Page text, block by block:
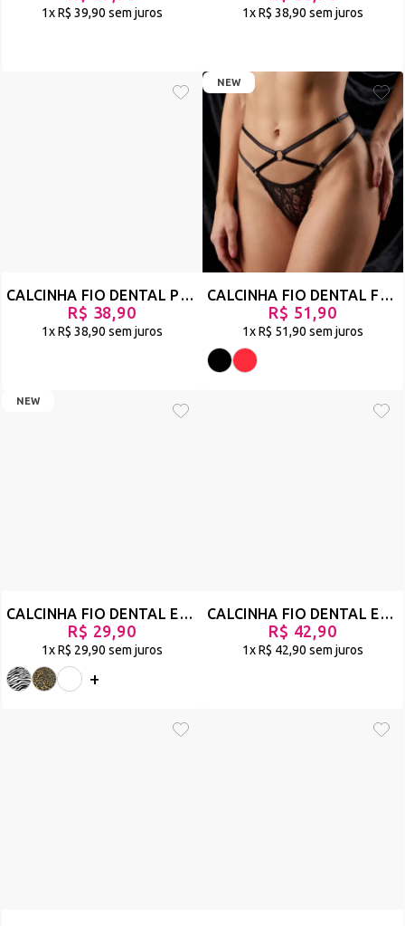
1xR$ 39,90 sem juros 1xR$ 38,90 sem juros
CALCINHA FIO DENTAL PLUS SIZE EM TULE E STRAPPY - SIMPLESMENTE - ESTAMPADO - REF 993
R$ 38,90
1xR$ 38,90 sem juros
NEW
CALCINHA FIO DENTAL FEITA EM RENDA COM STRAPPY E REGULAGEM - REBELDE
R$ 51,90
1xR$ 51,90 sem juros
NEW
CALCINHA FIO DENTAL EM TULE ANIMAL PRINT COM STRAPPY - DUANIP
R$ 29,90
1xR$ 29,90 sem juros
+
CALCINHA FIO DENTAL EM RENDA COM TIRAS NA CINTURA - TRIDENTE - VERMELHO - REF 1460
R$ 42,90
1xR$ 42,90 sem juros